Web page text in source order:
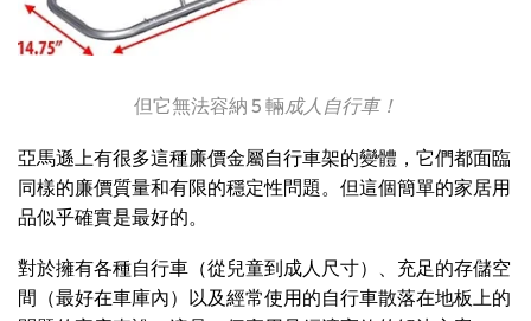
但它無法容納 5 輛成人自行車！
亞馬遜上有很多這種廉價金屬自行車架的變體，它們都面臨
同樣的廉價質量和有限的穩定性問題。但這個簡單的家居用
品似乎確實是最好的。
對於擁有各種自行車（從兒童到成人尺寸）、充足的存儲空
間（最好在車庫內）以及經常使用的自行車散落在地板上的